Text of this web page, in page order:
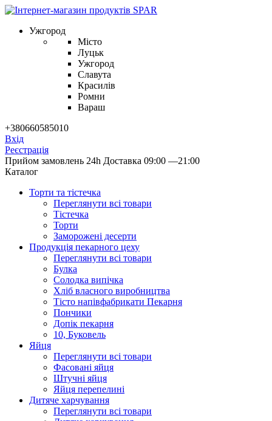
Ужгород
Місто
Луцьк
Ужгород
Славута
Красилів
Ромни
Вараш
+380660585010
Вхід
Реєстрація
Прийом замовлень 24h Доставка 09:00 —21:00
Каталог
Торти та тістечка
Переглянути всі товари
Тістечка
Торти
Заморожені десерти
Продукцiя пекарного цеху
Переглянути всі товари
Булка
Солодка випiчка
Хлiб власного виробництва
Тiсто напiвфабрикати Пекарня
Пончики
Допік пекарня
10, Буковель
Яйця
Переглянути всі товари
Фасовані яйця
Штучні яйця
Яйця перепелині
Дитяче харчування
Переглянути всі товари